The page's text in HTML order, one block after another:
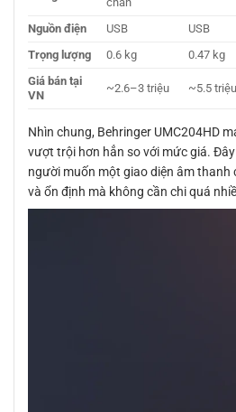
Nguồn điện USB USB
Trọng lượng
0.6 kg 0.47 kg
Giá bán tại
VN
~2.6–3 triệu ~5.5 triệu
Nhìn chung, Behringer UMC204HD
vượt trội hơn hẳn so với mức giá.
người muốn một giao diện âm thanh
và ổn định mà không cần chi quá